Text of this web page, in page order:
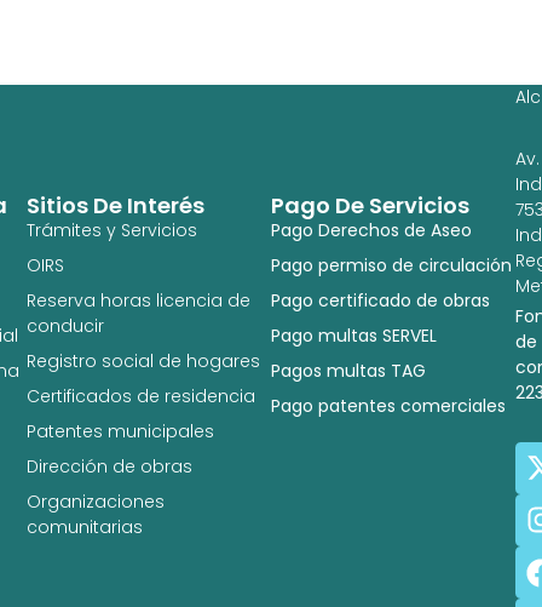
Pago De Servicios
Pago Derechos de Aseo
Pago permiso de circulación
Pago certificado de obras
Pago multas SERVEL
Pagos multas TAG
Pago patentes comerciales
Sitios De Interés
Trámites y Servicios
OIRS
Reserva horas licencia de
conducir
Registro social de hogares
Certificados de residencia
Patentes municipales
Dirección de obras
Organizaciones
comunitarias
Av.
de